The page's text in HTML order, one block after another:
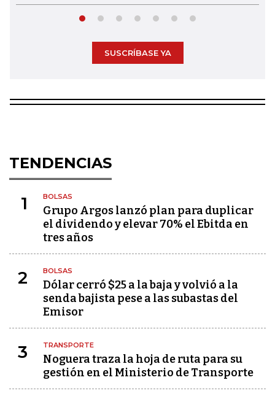
SUSCRÍBASE YA
TENDENCIAS
1 BOLSAS
Grupo Argos lanzó plan para duplicar
el dividendo y elevar 70% el Ebitda en
tres años
2 BOLSAS
Dólar cerró $25 a la baja y volvió a la
senda bajista pese a las subastas del
Emisor
3 TRANSPORTE
Noguera traza la hoja de ruta para su
gestión en el Ministerio de Transporte